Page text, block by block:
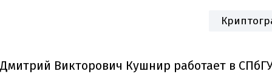
Дмитрий Викторович Кушнир работает в